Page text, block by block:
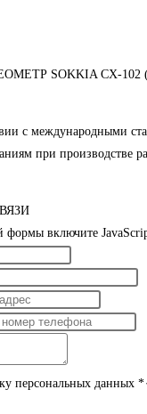
SOKKIA CX-102
с международными
при производстве
включите
персональных данных *